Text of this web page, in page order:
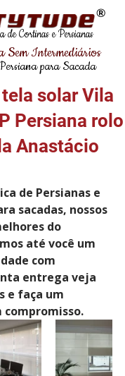
de Cortinas e Persianas
®
Sem Intermediários
para Sacada
solar Vila
Persiana rolo
Anastácio
de Persianas e
sacadas, nossos
do
até você um
com
entrega veja
e faça um
compromisso.